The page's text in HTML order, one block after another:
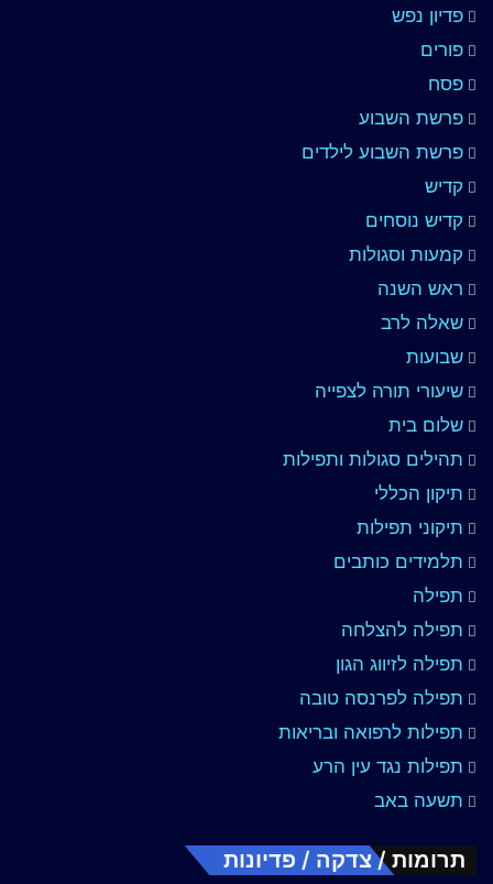
פדיון נפש
פורים
פסח
פרשת השבוע
פרשת השבוע לילדים
קדיש
קדיש נוסחים
קמעות וסגולות
ראש השנה
שאלה לרב
שבועות
שיעורי תורה לצפייה
שלום בית
תהילים סגולות ותפילות
תיקון הכללי
תיקוני תפילות
תלמידים כותבים
תפילה
תפילה להצלחה
תפילה לזיווג הגון
תפילה לפרנסה טובה
תפילות לרפואה ובריאות
תפילות נגד עין הרע
תשעה באב
תרומות / צדקה / פדיונות